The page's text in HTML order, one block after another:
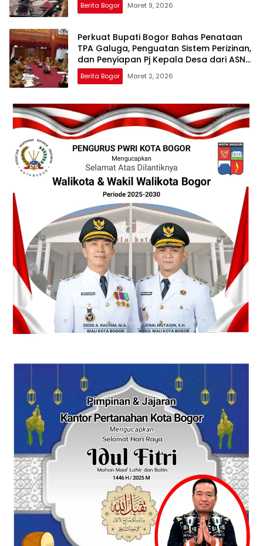
Berita Bogor Maret 9, 2026
Perkuat Bupati Bogor Bahas Penataan
TPA Galuga, Penguatan Sistem Perizinan,
dan Penyiapan Pj Kepala Desa dari ASN
Serta Pilkades
Berita Bogor Maret 2, 2026